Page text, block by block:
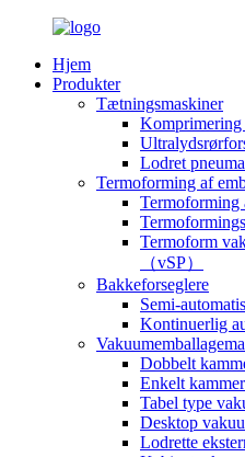
Hjem
Produkter
Tætningsmaskiner
Komprimering
Lodret
Termoforming af
Termoforming
Termoform
（vSP）
Bakkeforseglere
Semi-
Kontinuerlig
Dobbelt
Enkelt
Tabel type
Desktop
Lodrette